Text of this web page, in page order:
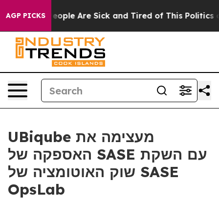
AGP PICKS
Win: “People Are Sick and Tired of This Politics of
UBiqube מעצימה את
האספקה של SASE עם השקת
שוק האוטומציה של SASE
OpsLab